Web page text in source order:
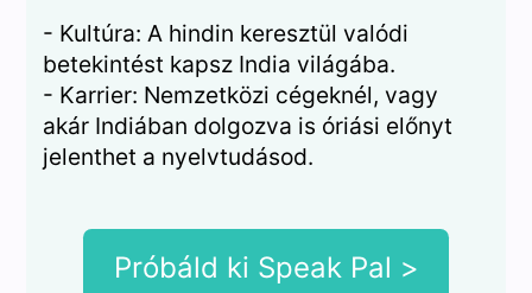
- Kultúra: A hindin keresztül valódi
betekintést kapsz India világába.
- Karrier: Nemzetközi cégeknél, vagy
akár Indiában dolgozva is óriási előnyt
jelenthet a nyelvtudásod.
Próbáld ki Speak Pal >